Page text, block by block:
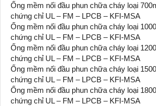
Ống mềm nối đầu phun chữa cháy loại
chứng chỉ UL – FM – LPCB – KFI-MSA
Ống mềm nối đầu phun chữa cháy loại
chứng chỉ UL – FM – LPCB – KFI-MSA
Ống mềm nối đầu phun chữa cháy loại
chứng chỉ UL – FM – LPCB – KFI-MSA
Ống mềm nối đầu phun chữa cháy loại
chứng chỉ UL – FM – LPCB – KFI-MSA
Ống mềm nối đầu phun chữa cháy loại
chứng chỉ UL – FM – LPCB – KFI-MSA